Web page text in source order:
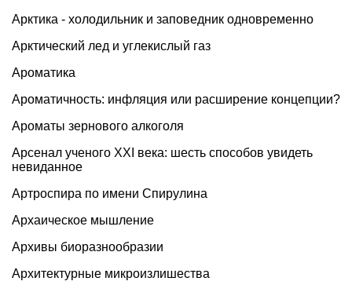
Арктика - холодильник и заповедник одновременно
Арктический лед и углекислый газ
Ароматика
Ароматичность: инфляция или расширение концепции?
Ароматы зернового алкоголя
Арсенал ученого XXI века: шесть способов увидеть
невиданное
Артроспира по имени Спирулина
Архаическое мышление
Архивы биоразнообразии
Архитектурные микроизлишества